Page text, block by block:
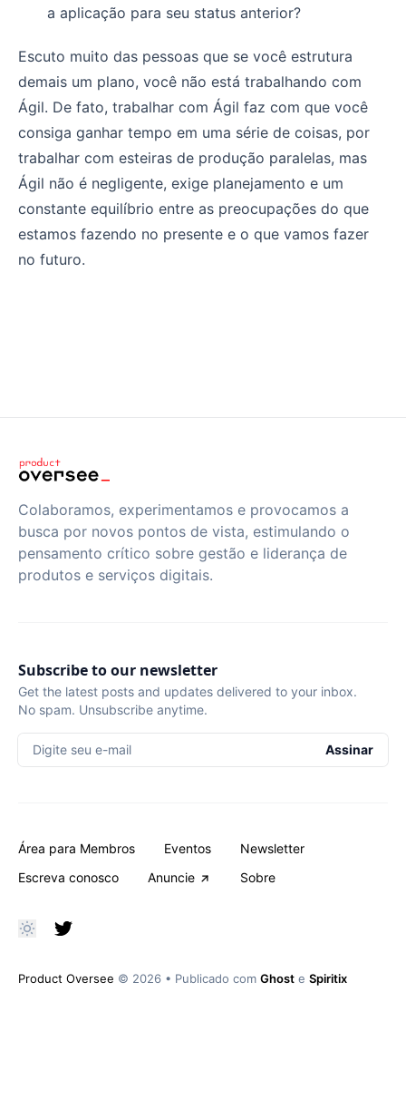
a aplicação para seu status anterior?
Escuto muito das pessoas que se você estrutura
demais um plano, você não está trabalhando com
Ágil. De fato, trabalhar com Ágil faz com que você
consiga ganhar tempo em uma série de coisas, por
trabalhar com esteiras de produção paralelas, mas
Ágil não é negligente, exige planejamento e um
constante equilíbrio entre as preocupações do que
estamos fazendo no presente e o que vamos fazer
no futuro.
Colaboramos, experimentamos e provocamos a
busca por novos pontos de vista, estimulando o
pensamento crítico sobre gestão e liderança de
produtos e serviços digitais.
Subscribe to our newsletter
Get the latest posts and updates delivered to your inbox.
No spam. Unsubscribe anytime.
Digite seu e-mail Assinar
Área para Membros Eventos
Newsletter
Escreva conosco
Anuncie Sobre
Product Oversee © 2026 • Publicado com Ghost e Spiritix